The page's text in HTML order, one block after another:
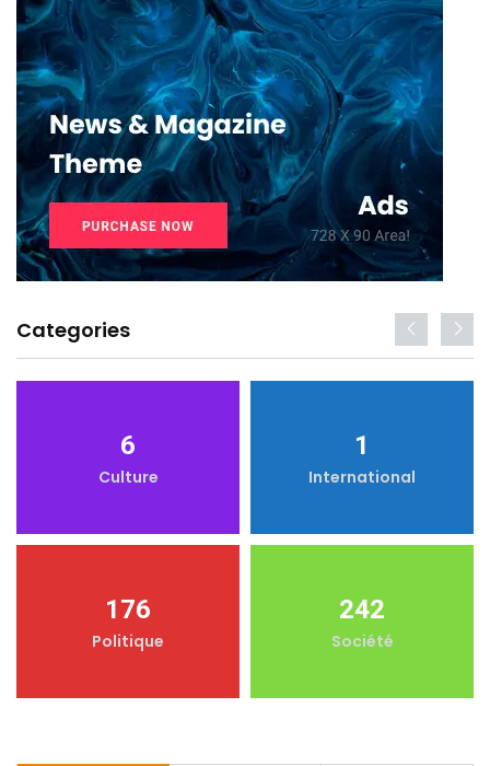
Categories
6
Culture
1
International
176
Politique
242
Société